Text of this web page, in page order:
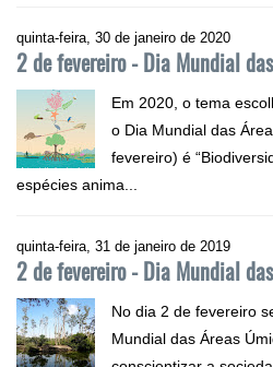
quinta-feira, 30 de janeiro de 2020
2 de fevereiro - Dia Mundial
Em 2020, o tema
o Dia Mundial das
fevereiro) é
espécies anima...
quinta-feira, 31 de janeiro de 2019
2 de fevereiro - Dia Mundial
No dia 2 de fevereiro
Mundial das Áreas